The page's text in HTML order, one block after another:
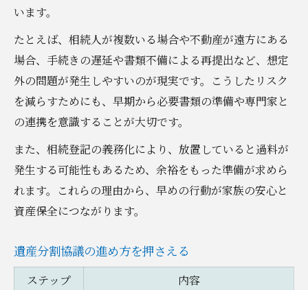
います。
たとえば、相続人が複数いる場合や不動産が遠方にある
場合、手続きの遅延や書類不備による再提出など、想定
外の問題が発生しやすいのが現実です。こうしたリスク
を減らすためにも、早期から必要書類の準備や専門家と
の連携を意識することが大切です。
また、相続登記の義務化により、放置していると過料が
発生する可能性もあるため、余裕をもった準備が求めら
れます。これらの理由から、早めの行動が家族の安心と
資産保全につながります。
遺産分割協議の進め方を押さえる
ステップ
内容